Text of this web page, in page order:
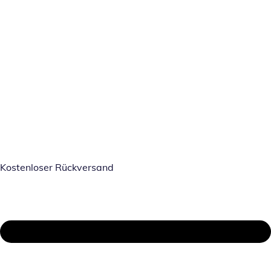
Kostenloser Rückversand